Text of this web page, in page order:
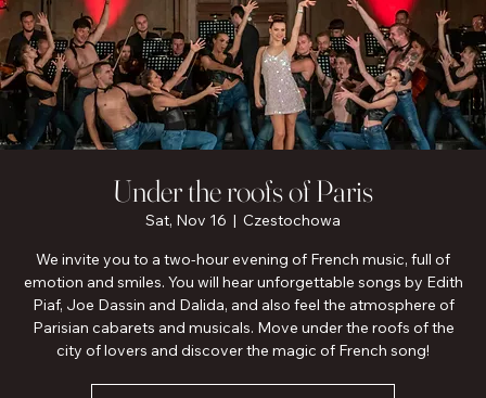
Under the roofs of Paris
Sat, Nov 16
  |
Czestochowa
We invite you to a two-hour evening of French music, full of
emotion and smiles. You will hear unforgettable songs by Edith
Piaf, Joe Dassin and Dalida, and also feel the atmosphere of
Parisian cabarets and musicals. Move under the roofs of the
city of lovers and discover the magic of French song!